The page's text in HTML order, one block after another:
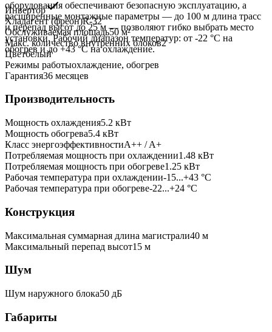
оборудования обеспечивают безопасную эксплуатацию, а
расширенные монтажные параметры — до 100 м длина трасс
и перепад высот до 25 м — позволяют гибко выбрать место
установки. Рабочий диапазон температур: от -22 °C на
обогрев и до +43 °C на охлаждение.
Инвертор
Хладагент (фреон)R-32
Обслуживаемая площадь50м²
Макс. количество внутренних блоков2
Цветбелый
Режимы работыохлаждение, обогрев
Гарантия36 месяцев
Производительность
Мощность охлаждения5.2 кВт
Мощность обогрева5.4 кВт
Класс энергоэффективностиA++ / A+
Потребляемая мощность при охлаждении1.48 кВт
Потребляемая мощность при обогреве1.25 кВт
Рабочая температура при охлаждении-15...+43 °C
Рабочая температура при обогреве-22...+24 °C
Конструкция
Максимальная суммарная длина магистрали40 м
Максимальный перепад высот15 м
Шум
Шум наружного блока50 дБ
Габариты